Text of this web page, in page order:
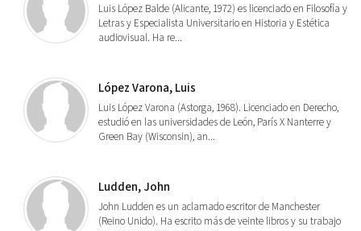
Luis López Balde (Alicante, 1972) es licenciado en Filosofía y
Letras y Especialista Universitario en Historia y Estética
audiovisual. Ha re...
López Varona, Luis
Luis López Varona (Astorga, 1968). Licenciado en Derecho,
estudió en las universidades de León, París X Nanterre y
Green Bay (Wisconsin), an...
Ludden, John
John Ludden es un aclamado escritor de Manchester
(Reino Unido). Ha escrito más de veinte libros y su trabajo